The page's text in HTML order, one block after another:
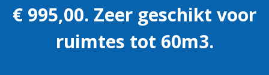
€ 995,00. Zeer geschikt voor
ruimtes tot 60m3.